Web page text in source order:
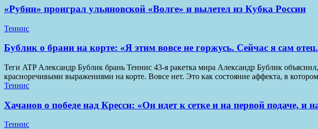
«Рубин» проиграл ульяновской «Волге» и вылетел из Кубка России
Теннис
Бублик о брани на корте: «Я этим вовсе не горжусь. Сейчас я сам
Теги ATP Александр Бублик брань Теннис 43-я ракетка мира Александр Бублик
красноречивыми выражениями на корте. Вовсе нет. Это как состояние аффекта, в
Теннис
Хачанов о победе над Кресси: «Он идет к сетке и на первой подаче,
Теннис